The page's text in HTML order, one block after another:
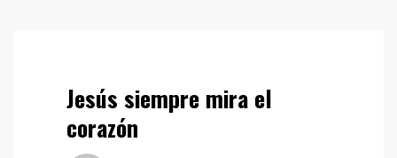
Jesús siempre mira el
corazón